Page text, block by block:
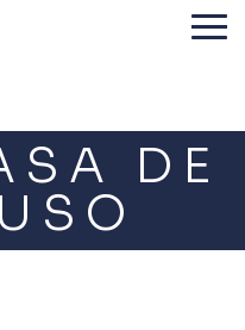
DE